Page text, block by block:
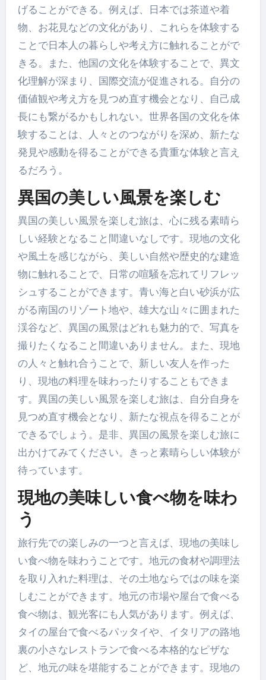
げることができる。例えば、日本では茶道や着
物、お花見などの文化があり、これらを体験する
ことで日本人の暮らしや考え方に触れることがで
きる。また、他国の文化を体験することで、異文
化理解が深まり、国際交流が促進される。自分の
価値観や考え方を見つめ直す機会となり、自己成
長にも繋がるかもしれない。世界各国の文化を体
験することは、人々とのつながりを深め、新たな
発見や感動を得ることができる貴重な体験と言え
るだろう。
異国の美しい風景を楽しむ
異国の美しい風景を楽しむ旅は、心に残る素晴ら
しい経験となること間違いなしです。現地の文化
や風土を感じながら、美しい自然や歴史的な建造
物に触れることで、日常の喧騒を忘れてリフレッ
シュすることができます。青い海と白い砂浜が広
がる南国のリゾート地や、雄大な山々に囲まれた
渓谷など、異国の風景はどれも魅力的で、写真を
撮りたくなること間違いありません。また、現地
の人々と触れ合うことで、新しい友人を作った
り、現地の料理を味わったりすることもできま
す。異国の美しい風景を楽しむ旅は、自分自身を
見つめ直す機会となり、新たな視点を得ることが
できるでしょう。是非、異国の風景を楽しむ旅に
出かけてみてください。きっと素晴らしい体験が
待っています。
現地の美味しい食べ物を味わ
う
旅行先での楽しみの一つと言えば、現地の美味し
い食べ物を味わうことです。地元の食材や調理法
を取り入れた料理は、その土地ならではの味を楽
しむことができます。地元の市場や屋台で食べる
食べ物は、観光客にも人気があります。例えば、
タイの屋台で食べるパッタイや、イタリアの路地
裏の小さなレストランで食べる本格的なピザな
ど、地元の味を堪能することができます。現地の